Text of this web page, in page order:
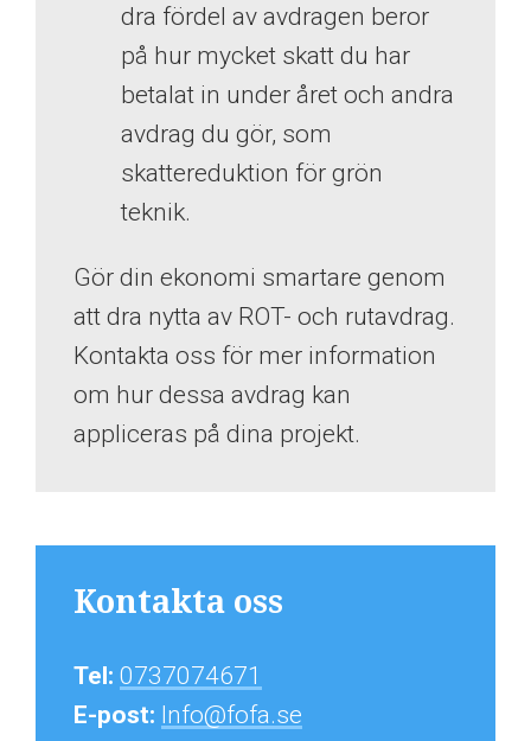
dra fördel av avdragen beror
på hur mycket skatt du har
betalat in under året och andra
avdrag du gör, som
skattereduktion för grön
teknik.
Gör din ekonomi smartare genom
att dra nytta av ROT- och rutavdrag.
Kontakta oss för mer information
om hur dessa avdrag kan
appliceras på dina projekt.
Kontakta oss
Tel: 0737074671
E-post: Info@fofa.se